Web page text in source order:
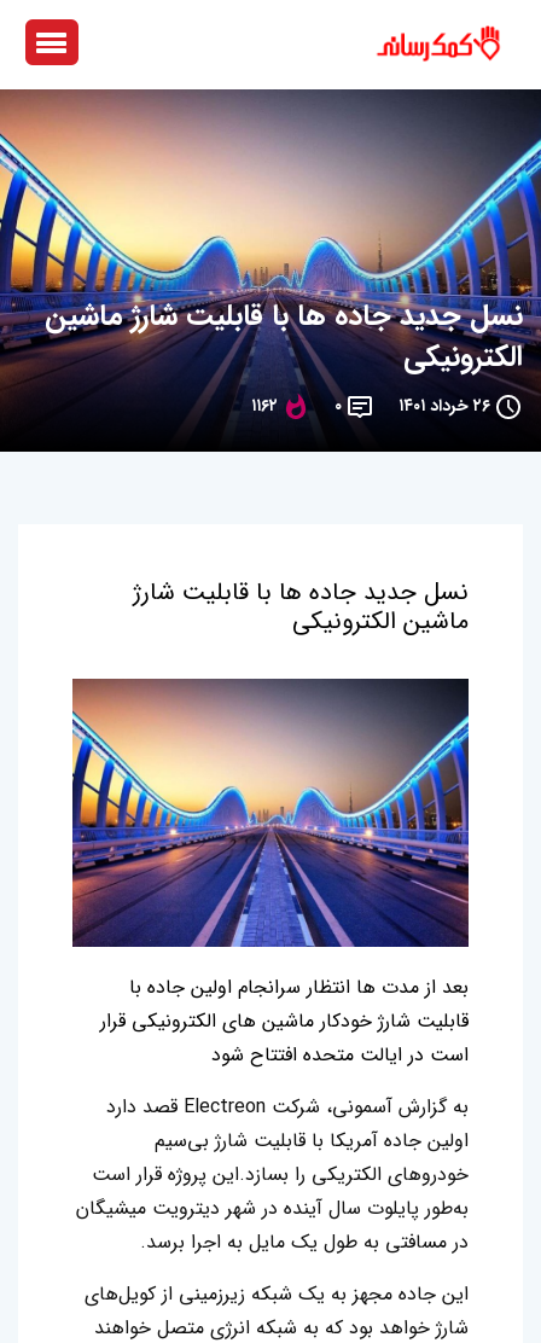
نسل جدید جاده ها با قابلیت شارژ ماشین
الکترونیکی
۲۶ خرداد ۱۴۰۱ ۰ ۱۱۶۲
نسل جدید جاده ها با قابلیت شارژ
ماشین الکترونیکی
بعد از مدت ها انتظار سرانجام اولین جاده با
قابلیت شارژ خودکار ماشین های الکترونیکی قرار
است در ایالت متحده افتتاح شود
به گزارش آسمونی، شرکت Electreon قصد دارد
اولین جاده آمریکا با قابلیت شارژ بی‌سیم
خودروهای الکتریکی را بسازد.‌این پروژه قرار است
به‌طور پایلوت سال آینده در شهر دیترویت میشیگان
در مسافتی به طول یک مایل به اجرا برسد.
این جاده مجهز به یک شبکه زیرزمینی از کویل‌های
شارژ خواهد بود که به شبکه انرژی متصل خواهند